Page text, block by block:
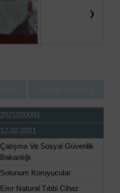
❯
2021020001
12.02.2021
Çalışma Ve Sosyal Güvenlik
Bakanlığı
Solunum Koruyucular
Emr Natural Tıbbi Cihaz